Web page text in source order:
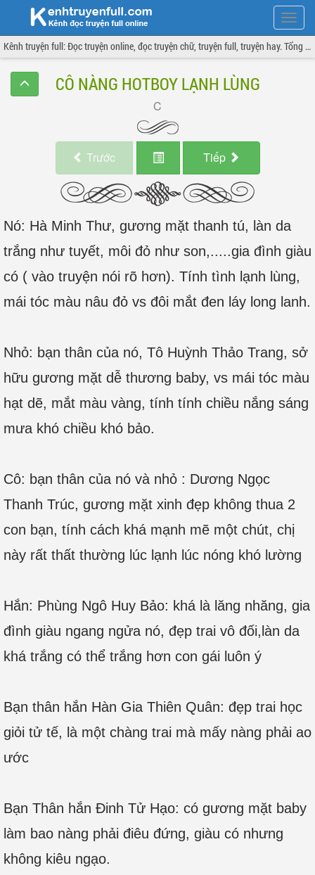
Hiện
menu
Kênh truyện full: Đọc truyện online, đọc truyện chữ, truyện full, truyện hay. Tổng hợp đầy đủ và cập nhật liên tục.
CÔ NÀNG HOTBOY LẠNH LÙNG
Trước Tiếp
Nó: Hà Minh Thư, gương mặt thanh tú, làn da
trắng như tuyết, môi đỏ như son,.....gia đình giàu
có ( vào truyện nói rõ hơn). Tính tình lạnh lùng,
mái tóc màu nâu đỏ vs đôi mắt đen láy long lanh.
Nhỏ: bạn thân của nó, Tô Huỳnh Thảo Trang, sở
hữu gương mặt dễ thương baby, vs mái tóc màu
hạt dẽ, mắt màu vàng, tính tính chiều nắng sáng
mưa khó chiều khó bảo.
Cô: bạn thân của nó và nhỏ : Dương Ngọc
Thanh Trúc, gương mặt xinh đẹp không thua 2
con bạn, tính cách khá mạnh mẽ một chút, chị
này rất thất thường lúc lạnh lúc nóng khó lường
Hắn: Phùng Ngô Huy Bảo: khá là lăng nhăng, gia
đình giàu ngang ngửa nó, đẹp trai vô đối,làn da
khá trắng có thể trắng hơn con gái luôn ý
Bạn thân hắn Hàn Gia Thiên Quân: đẹp trai học
giỏi tử tế, là một chàng trai mà mấy nàng phải ao
ước
Bạn Thân hắn Đinh Tử Hạo: có gương mặt baby
làm bao nàng phải điêu đứng, giàu có nhưng
không kiêu ngạo.